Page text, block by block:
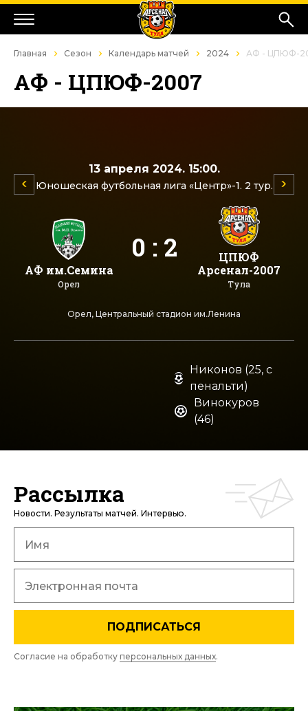
Главная Сезон Календарь матчей 2024 АФ - ЦПЮФ-
АФ - ЦПЮФ-2007
13 апреля 2024. 15:00.
Юношеская футбольная лига «Центр»-1. 2 тур.
АФ им.Семина
Орел
0 : 2
ЦПЮФ
Арсенал-2007
Тула
Орел, Центральный стадион им.Ленина
Никонов (25, с
пенальти)
Винокуров
(46)
Рассылка
Новости. Результаты матчей. Интервью.
ПОДПИСАТЬСЯ
Согласие на обработку персональных данных.